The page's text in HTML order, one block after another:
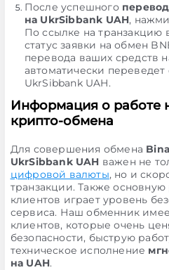
После успешного
на UkrSibbank UAH,
По ссылке на транзакцию
статус заявки на обмен
перевода ваших средств
автоматически переведет
UkrSibbank UAH.
Информация о работе
крипто-обмена
Для совершения обмена
UkrSibbank UAH важен не
цифровой валюты, но и
транзакции. Также
клиентов играет уровень
сервиса. Наш обменник
клиентов, которые очень
безопасности, быструю
техническое исполнение
на UAH.